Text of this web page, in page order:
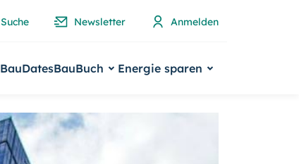
Suche Newsletter Anmelden
BauDatesBauBuch Energie sparen